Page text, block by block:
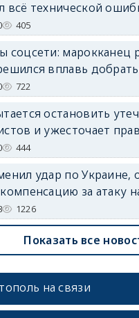
всё технической
405
соцсети: марокканец
вплавь
722
остановить
и ужесточает
444
удар по Украине,
за атаку
1226
Показать все
на связи